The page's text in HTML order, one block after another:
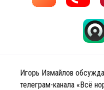
Игорь Измайлов
телеграм-канала «Всё